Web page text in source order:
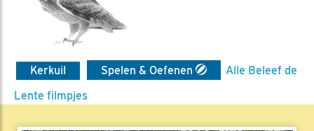
Kerkuil Spelen & Oefenen
Alle Beleef de
Lente filmpjes